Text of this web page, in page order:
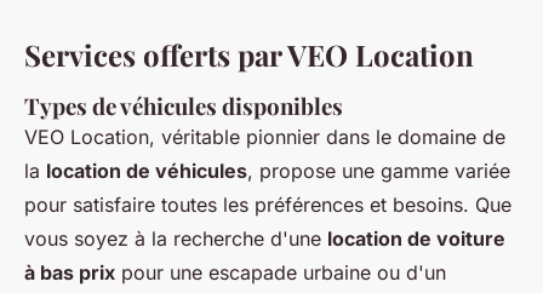
Services offerts par VEO Location
Types de véhicules disponibles
VEO Location, véritable pionnier dans le domaine de
la location de véhicules, propose une gamme variée
pour satisfaire toutes les préférences et besoins. Que
vous soyez à la recherche d'une location de voiture
à bas prix pour une escapade urbaine ou d'un